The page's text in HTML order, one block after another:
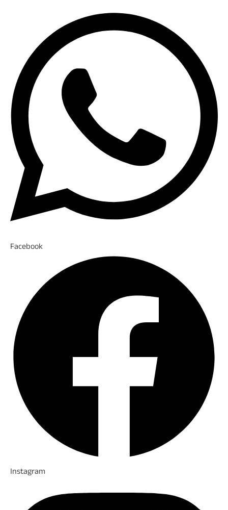
Facebook
Instagram